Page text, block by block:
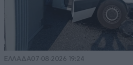
ΕΛΛΑΔΑ07·08·2026 19:24